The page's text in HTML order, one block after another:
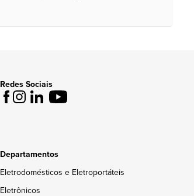
Redes Sociais
Departamentos
Eletrodomésticos e Eletroportáteis
Eletrônicos